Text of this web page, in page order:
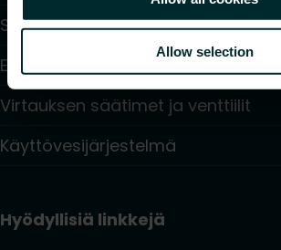
Allow selection
Sähkölämmitys
Elektroniset säätö- ja ohjauslaitteet
Virtauksen säätimet ja venttiilit
Käyttövesijärjestelmä
Hyödyllisiä linkkejä